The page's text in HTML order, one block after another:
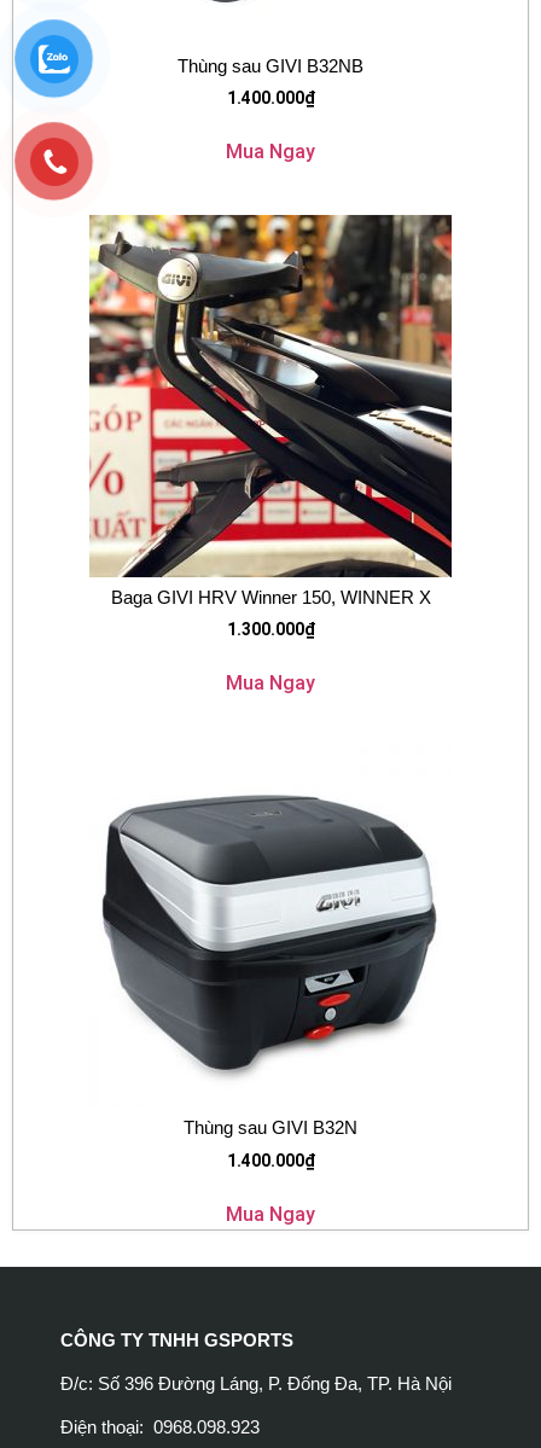
Thùng sau GIVI B32NB
1.400.000₫
Mua Ngay
Baga GIVI HRV Winner 150, WINNER X
1.300.000₫
Mua Ngay
Thùng sau GIVI B32N
1.400.000₫
Mua Ngay
CÔNG TY TNHH GSPORTS
Đ/c: Số 396 Đường Láng, P. Đống Đa, TP. Hà Nội
Điện thoại: 0968.098.923